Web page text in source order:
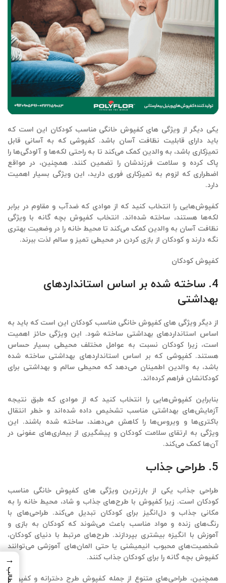
یکی دیگر از ویژگی هایکفپوش خانگی مناسب کودکان این است که
باید دارای قابلیت نظافت آسان باشد. کفپوشی که به آسانی قابل
تمیزکاری باشد، به والدین کمک می‌کند تا به راحتی لکه‌ها و آلودگی‌ها را
پاک کرده و سلامت فرزندشان را تضمین کنند. همچنین، در مواقع
اضطراری که لزوم به تمیزکاری فوری دارید، این ویژگی بسیار اهمیت
دارد.
کفپوش‌هایی را انتخاب کنید که از موادی کهضدآب و مقاوم در برابر
لکه‌ها هستند، ساخته شده‌اند. انتخابکفپوش بچه گانه با ویژگی‌
نظافت آسان به والدین کمک می‌کند تا محیط خانه را در وضعیت بهتری
نگه دارند و کودکان از بازی کردن در محیطی تمیز و سالم لذت ببرند.
کفپوش کودکان
4. ساخته شده بر اساس استانداردهای
بهداشتی
از دیگر ویژگی های کفپوش خانگی مناسب کودکان این است که باید به
اساس استانداردهای بهداشتی ساخته شود. این ویژگی حائز اهمیت
است، زیرا کودکان نسبت به عوامل مختلف محیطی بسیار حساس
هستند. کفپوشی که بر اساس استانداردهای بهداشتی ساخته شده
باشد، به والدین اطمینان می‌دهد که محیطی سالم و بهداشتی برای
کودکانشان فراهم کرده‌اند.
بنابراین کفپوش‌هایی را انتخاب کنید که از موادی که طبق نتیجه
آزمایش‌های بهداشتی مناسب تشخیص داده شده‌اند و خطر انتقال
باکتری‌ها و ویروس‌ها را کاهش می‌دهند، ساخته شده باشند. این
ویژگی به ارتقای سلامت کودکان و پیشگیری از بیماری‌های عفونی در
آن‌ها کمک می‌کند.
5. طراحی جذاب
طراحی جذاب یکی از بارزترین ویژگی ‌های کفپوش خانگی مناسب
کودکان است. زیراکفپوش با طرح‌های جذاب و شاد، محیط خانه را به
مکانی جذاب و دل‌انگیز برای کودکان تبدیل می‌کند. طراحی‌های با
رنگ‌های زنده و مواد مناسب باعث می‌شوند که کودکان به بازی و
آموزش با انگیزه بیشتری بپردازند. طرح‌های مرتبط با دنیای کودکان،
شخصیت‌های محبوب انیمیشنی یا حتی المان‌های آموزشی می‌توانند
کفپوش بچه گانه را برای کودکان جذاب کنند.
همچنین، طراحی‌های متنوع از جملهکفپوش طرح دخترانه و کفپوش
→